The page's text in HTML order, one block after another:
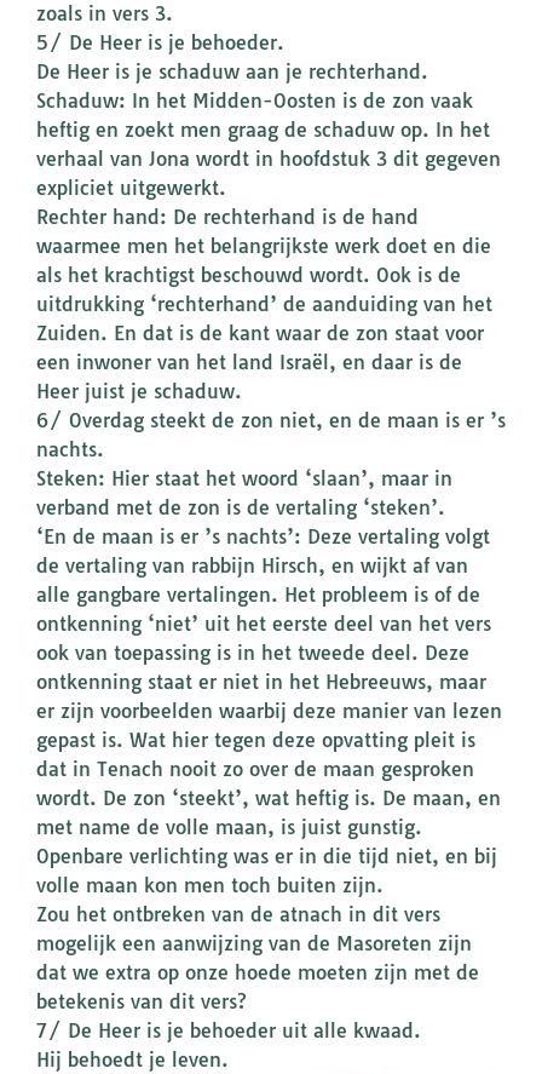
zoals in vers 3.
5/ De Heer is je behoeder.
De Heer is je schaduw aan je rechterhand.
Schaduw: In het Midden-Oosten is de zon vaak
heftig en zoekt men graag de schaduw op. In het
verhaal van Jona wordt in hoofdstuk 3 dit gegeven
expliciet uitgewerkt.
Rechter hand: De rechterhand is de hand
waarmee men het belangrijkste werk doet en die
als het krachtigst beschouwd wordt. Ook is de
uitdrukking ‘rechterhand’ de aanduiding van het
Zuiden. En dat is de kant waar de zon staat voor
een inwoner van het land Israël, en daar is de
Heer juist je schaduw.
6/ Overdag steekt de zon niet, en de maan is er ’s
nachts.
Steken: Hier staat het woord ‘slaan’, maar in
verband met de zon is de vertaling ‘steken’.
‘En de maan is er ’s nachts’: Deze vertaling volgt
de vertaling van rabbijn Hirsch, en wijkt af van
alle gangbare vertalingen. Het probleem is of de
ontkenning ‘niet’ uit het eerste deel van het vers
ook van toepassing is in het tweede deel. Deze
ontkenning staat er niet in het Hebreeuws, maar
er zijn voorbeelden waarbij deze manier van lezen
gepast is. Wat hier tegen deze opvatting pleit is
dat in Tenach nooit zo over de maan gesproken
wordt. De zon ‘steekt’, wat heftig is. De maan, en
met name de volle maan, is juist gunstig.
Openbare verlichting was er in die tijd niet, en bij
volle maan kon men toch buiten zijn.
Zou het ontbreken van de atnach in dit vers
mogelijk een aanwijzing van de Masoreten zijn
dat we extra op onze hoede moeten zijn met de
betekenis van dit vers?
7/ De Heer is je behoeder uit alle kwaad.
Hij behoedt je leven.